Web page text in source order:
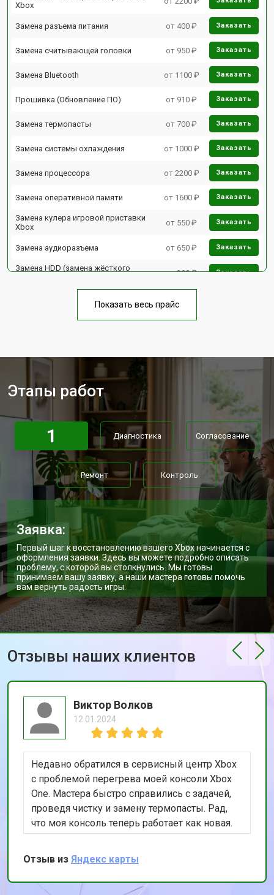
Xbox
Замена разъема питания от 400 ₽ Заказать
Замена считывающей головки от 950 ₽ Заказать
Замена Bluetooth от 1100 ₽ Заказать
Прошивка (Обновление ПО) от 910 ₽ Заказать
Замена термопасты от 700 ₽ Заказать
Замена системы охлаждения от 1000 ₽ Заказать
Замена процессора от 2200 ₽ Заказать
Замена оперативной памяти от 1600 ₽ Заказать
Замена кулера игровой приставки
Xbox
от 550 ₽ Заказать
Замена аудиоразъема от 650 ₽ Заказать
Замена HDD (замена жёсткого
от 300 ₽ Заказать
Замена разъёмов (HDMI, DVI,
от 400 ₽
Замена материнской платы Заказать
Ремонт Blu-Ray игровой приставки
от 750 ₽ Заказать
Показать весь прайс
Этапы работ
1 Диагностика Согласование
Ремонт Контроль
Заявка:
Первый шаг к восстановлению вашего Xbox начинается с
оформления заявки. Здесь вы можете подробно описать
проблему, с которой вы столкнулись. Мы готовы
принимаем вашу заявку, а наши мастера готовы помочь
вам вернуть радость игры.
Отзывы наших клиентов
Виктор Волков
12.01.2024
Недавно обратился в сервисный центр Xbox
с проблемой перегрева моей консоли Xbox
One. Мастера быстро справились с задачей,
проведя чистку и замену термопасты. Рад,
что моя консоль теперь работает как новая.
Спасибо за качественный и оперативный
Отзыв из Яндекс карты